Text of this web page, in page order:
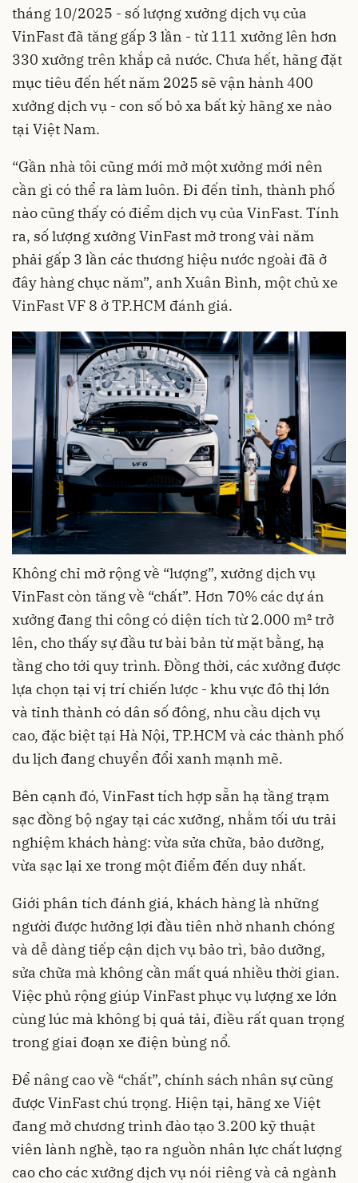
tháng 10/2025 - số lượng xưởng dịch vụ của
VinFast đã tăng gấp 3 lần - từ 111 xưởng lên hơn
330 xưởng trên khắp cả nước. Chưa hết, hãng đặt
mục tiêu đến hết năm 2025 sẽ vận hành 400
xưởng dịch vụ - con số bỏ xa bất kỳ hãng xe nào
tại Việt Nam.
“Gần nhà tôi cũng mới mở một xưởng mới nên
cần gì có thể ra làm luôn. Đi đến tỉnh, thành phố
nào cũng thấy có điểm dịch vụ của VinFast. Tính
ra, số lượng xưởng VinFast mở trong vài năm
phải gấp 3 lần các thương hiệu nước ngoài đã ở
đây hàng chục năm”, anh Xuân Bình, một chủ xe
VinFast VF 8 ở TP.HCM đánh giá.
Không chỉ mở rộng về “lượng”, xưởng dịch vụ
VinFast còn tăng về “chất”. Hơn 70% các dự án
xưởng đang thi công có diện tích từ 2.000 m² trở
lên, cho thấy sự đầu tư bài bản từ mặt bằng, hạ
tầng cho tới quy trình. Đồng thời, các xưởng được
lựa chọn tại vị trí chiến lược - khu vực đô thị lớn
và tỉnh thành có dân số đông, nhu cầu dịch vụ
cao, đặc biệt tại Hà Nội, TP.HCM và các thành phố
du lịch đang chuyển đổi xanh mạnh mẽ.
Bên cạnh đó, VinFast tích hợp sẵn hạ tầng trạm
sạc đồng bộ ngay tại các xưởng, nhằm tối ưu trải
nghiệm khách hàng: vừa sửa chữa, bảo dưỡng,
vừa sạc lại xe trong một điểm đến duy nhất.
Giới phân tích đánh giá, khách hàng là những
người được hưởng lợi đầu tiên nhờ nhanh chóng
và dễ dàng tiếp cận dịch vụ bảo trì, bảo dưỡng,
sửa chữa mà không cần mất quá nhiều thời gian.
Việc phủ rộng giúp VinFast phục vụ lượng xe lớn
cùng lúc mà không bị quá tải, điều rất quan trọng
trong giai đoạn xe điện bùng nổ.
Để nâng cao về “chất”, chính sách nhân sự cũng
được VinFast chú trọng. Hiện tại, hãng xe Việt
đang mở chương trình đào tạo 3.200 kỹ thuật
viên lành nghề, tạo ra nguồn nhân lực chất lượng
cao cho các xưởng dịch vụ nói riêng và cả ngành